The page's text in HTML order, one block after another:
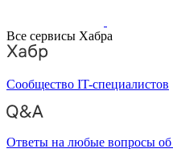
Все сервисы Хабра
Сообщество IT-специалистов
Ответы на любые вопросы